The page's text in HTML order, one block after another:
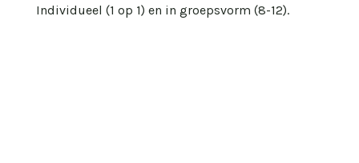
Individueel (1 op 1) en in groepsvorm (8-12).